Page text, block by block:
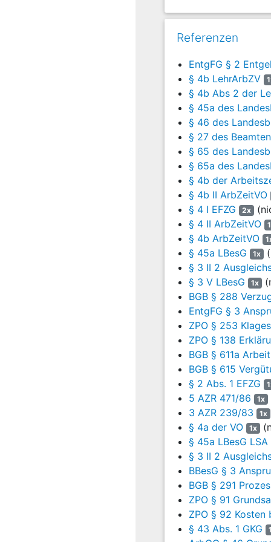
einer Summe
a) 111,08 €
b) 111,08 €
c) 222,16 €
d) 55,54 €
zu zahlen.
3. Im Übrigen
4. Die Kosten
5. Der
6. Die
Tatbestand
1 Die Parteien
2
Der … geborene
Müntzer“ in A-Stadt
3
Im Arbeitsvertrag
Tarifverträgen in
Angestellte als
sich die Arbeitszeit
Schulen vom
Nach der
öffentlichen
mit Ausnahme der
zusätzlichen
Antrag monatlich
Vorschriften vom
(GVBl. LSA S. 176)
5 „…
Referenzen
EntgFG § 2
§ 4b LehrArbZV
§ 4b Abs 2 der
§ 45a des
§ 46 des
§ 27 des
§ 65 des
§ 65a des
§ 4b der
§ 4b II ArbZeitVO
§ 4 I EFZG
2x
§ 4 II ArbZeitVO
§ 4b ArbZeitVO
§ 45a LBesG
1x
§ 3 II 2
§ 3 V LBesG
1x
BGB § 288
EntgFG § 3
ZPO § 253
ZPO § 138
BGB § 611a
BGB § 615
§ 2 Abs. 1 EFZG
5 AZR 471/86
1x
3 AZR 239/83
1x
§ 4a der VO
1x
§ 45a LBesG LSA
§ 3 II 2
BBesG § 3
BGB § 291
ZPO § 91
ZPO § 92 Kosten
§ 43 Abs. 1 GKG